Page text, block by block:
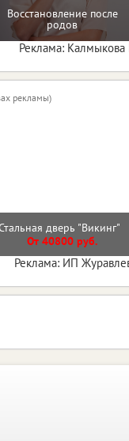
Восстановление после
родов
Реклама:
рекламы)
дверь "Викинг"
От 40800 руб.
Реклама: ИП